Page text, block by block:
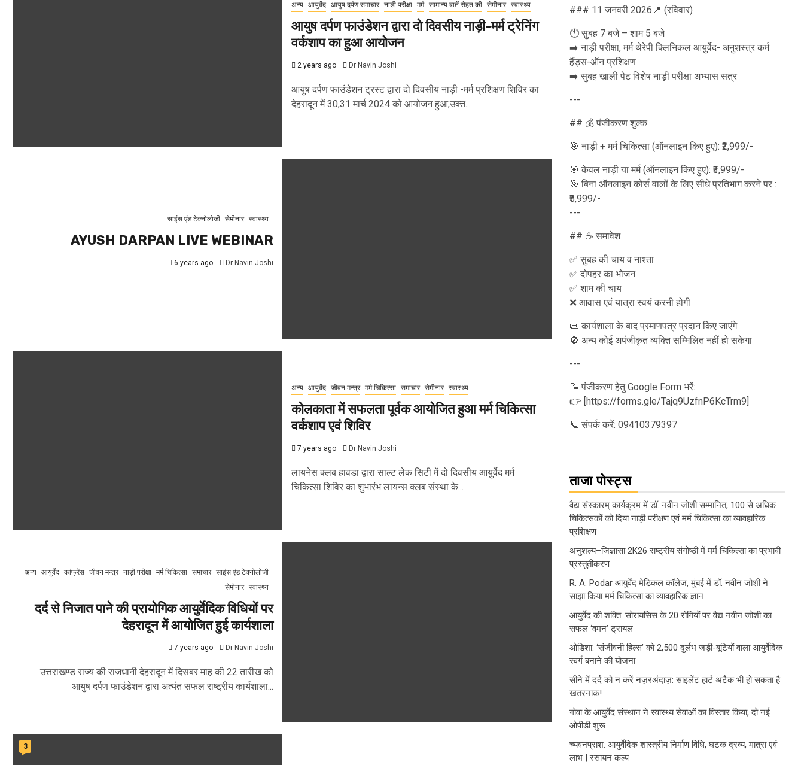
अन्य आयुर्वेद आयुष दर्पण समाचार नाड़ी परीक्षा मर्म सामान्य बातें सेहत की सेमीनार स्वास्थ्य
आयुष दर्पण फाउंडेशन द्वारा दो दिवसीय नाड़ी-मर्म ट्रेनिंग
वर्कशाप का हुआ आयोजन
2 years ago Dr Navin Joshi
आयुष दर्पण फाउंडेशन ट्रस्ट द्वारा दो दिवसीय नाड़ी -मर्म प्रशिक्षण शिविर का
देहरादून में 30,31 मार्च 2024 को आयोजन हुआ,उक्त...
साइंस एंड टेक्नोलोजी सेमीनार स्वास्थ्य
AYUSH DARPAN LIVE WEBINAR
6 years ago Dr Navin Joshi
अन्य आयुर्वेद जीवन मन्त्र मर्म चिकित्सा समाचार सेमीनार स्वास्थ्य
कोलकाता में सफलता पूर्वक आयोजित हुआ मर्म चिकित्सा
वर्कशाप एवं शिविर
7 years ago Dr Navin Joshi
लायनेस क्लब हावडा द्वारा साल्ट लेक सिटी में दो दिवसीय आयुर्वेद मर्म
चिकित्सा शिविर का शुभारंभ लायन्स क्लब संस्था के...
अन्य आयुर्वेद कांफ्रेंस जीवन मन्त्र नाड़ी परीक्षा मर्म चिकित्सा समाचार साइंस एंड टेक्नोलोजी
सेमीनार स्वास्थ्य
दर्द से निजात पाने की प्रायोगिक आयुर्वेदिक विधियों पर
देहरादून में आयोजित हुई कार्यशाला
7 years ago Dr Navin Joshi
उत्तराखण्ड राज्य की राजधानी देहरादून में दिसबर माह की 22 तारीख को
आयुष दर्पण फाउंडेशन द्वारा अत्यंत सफल राष्ट्रीय कार्यशाला...
3
### 11 जनवरी 2026📍 (रविवार)
🕚 सुबह 7 बजे – शाम 5 बजे
➡️ नाड़ी परीक्षा, मर्म थेरेपी क्लिनिकल आयुर्वेद- अनुशस्त्र कर्म
हैंड्स-ऑन प्रशिक्षण
➡️ सुबह खाली पेट विशेष नाड़ी परीक्षा अभ्यास सत्र
---
## 💰 पंजीकरण शुल्क
🎯 नाड़ी + मर्म चिकित्सा (ऑनलाइन किए हुए): ₹2,999/-
🎯 केवल नाड़ी या मर्म (ऑनलाइन किए हुए): ₹3,999/-
🎯 बिना ऑनलाइन कोर्स वालों के लिए सीधे प्रतिभाग करने पर :
₹5,999/-
---
## ☕ समावेश
✅ सुबह की चाय व नाश्ता
✅ दोपहर का भोजन
✅ शाम की चाय
❌ आवास एवं यात्रा स्वयं करनी होगी
📜 कार्यशाला के बाद प्रमाणपत्र प्रदान किए जाएंगे
🚫 अन्य कोई अपंजीकृत व्यक्ति सम्मिलित नहीं हो सकेगा
---
📝 पंजीकरण हेतु Google Form भरें:
👉 [https://forms.gle/Tajq9UzfnP6KcTrm9]
📞 संपर्क करें: 09410379397
ताजा पोस्ट्स
वैद्य संस्कारम् कार्यक्रम में डॉ. नवीन जोशी सम्मानित, 100 से अधिक
चिकित्सकों को दिया नाड़ी परीक्षण एवं मर्म चिकित्सा का व्यावहारिक
प्रशिक्षण
अनुशल्य–जिज्ञासा 2K26 राष्ट्रीय संगोष्ठी में मर्म चिकित्सा का प्रभावी
प्रस्तुतीकरण
R. A. Podar आयुर्वेद मेडिकल कॉलेज, मुंबई में डॉ. नवीन जोशी ने
साझा किया मर्म चिकित्सा का व्यावहारिक ज्ञान
आयुर्वेद की शक्ति: सोरायसिस के 20 रोगियों पर वैद्य नवीन जोशी का
सफल ‘वमन’ ट्रायल
ओडिशा: ‘संजीवनी हिल्स’ को 2,500 दुर्लभ जड़ी-बूटियों वाला आयुर्वेदिक
स्वर्ग बनाने की योजना
सीने में दर्द को न करें नज़रअंदाज़: साइलेंट हार्ट अटैक भी हो सकता है
खतरनाक!
गोवा के आयुर्वेद संस्थान ने स्वास्थ्य सेवाओं का विस्तार किया, दो नई
ओपीडी शुरू
च्यवनप्राश: आयुर्वेदिक शास्त्रीय निर्माण विधि, घटक द्रव्य, मात्रा एवं
लाभ | रसायन कल्प